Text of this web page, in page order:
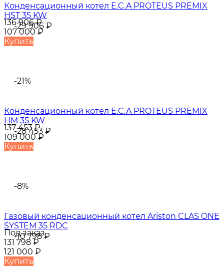
-29 906 ₽
Конденсационный котел E.C.A PROTEUS PREMIX
HST 35 KW
136 906₽
107 000₽
Купить
-21%
-28 453 ₽
Конденсационный котел E.C.A PROTEUS PREMIX
HM 35 KW
137 453₽
109 000₽
Купить
-8%
-10 798₽
Газовый конденсационный котел Ariston CLAS ONE
SYSTEM 35 RDC
Под заказ
131 798₽
121 000 ₽
Купить